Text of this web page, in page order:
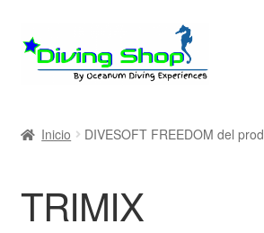
aal
contenido
Inicio DIVESOFT FREEDOM del
TRIMIX